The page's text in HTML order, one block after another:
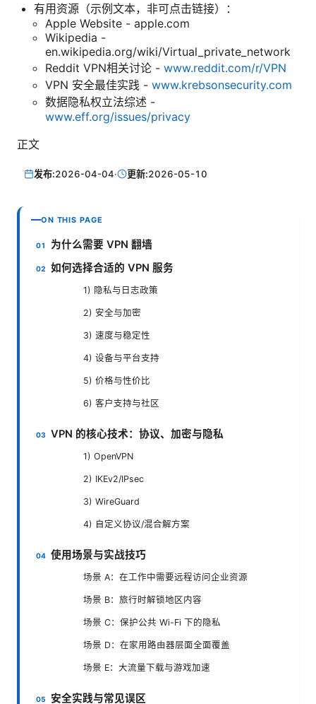
有用资源（示例文本，非可点击链接）：
Apple Website - apple.com
Wikipedia -
en.wikipedia.org/wiki/Virtual_private_network
Reddit VPN相关讨论 - www.reddit.com/r/VPN
VPN 安全最佳实践 - www.krebsonsecurity.com
数据隐私权立法综述 -
www.eff.org/issues/privacy
正文
发布:2026-04-04· 更新:2026-05-10
ON THIS PAGE
为什么需要 VPN 翻墙
如何选择合适的 VPN 服务
1) 隐私与日志政策
2) 安全与加密
3) 速度与稳定性
4) 设备与平台支持
5) 价格与性价比
6) 客户支持与社区
VPN 的核心技术：协议、加密与隐私
1) OpenVPN
2) IKEv2/IPsec
3) WireGuard
4) 自定义协议/混合解方案
使用场景与实战技巧
场景 A：在工作中需要远程访问企业资源
场景 B：旅行时解锁地区内容
场景 C：保护公共 Wi-Fi 下的隐私
场景 D：在家用路由器层面全面覆盖
场景 E：大流量下载与游戏加速
安全实践与常见误区